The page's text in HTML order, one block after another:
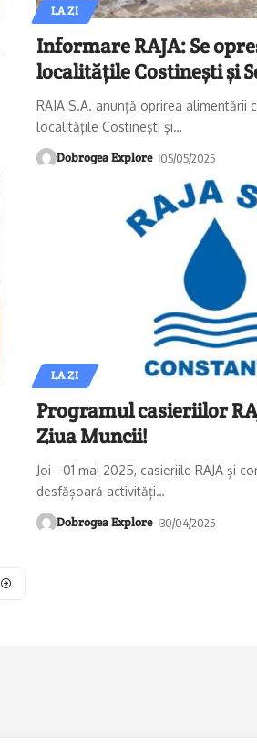
LA ZI
Informare RAJA: Se
localitățile Costinești și
RAJA S.A. anunță oprirea alimentării
localitățile Costinești și…
Dobrogea Explore
05/05/2025
LA ZI
Programul casieriilor
Ziua Muncii!
Joi - 01 mai 2025, casieriile RAJA și
desfășoară activități…
Dobrogea Explore 30/04/2025